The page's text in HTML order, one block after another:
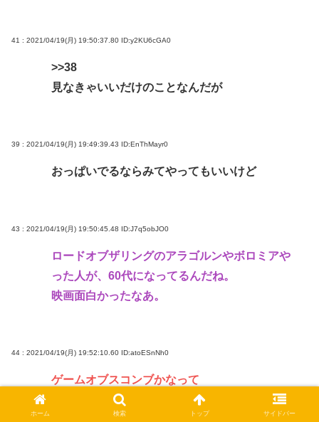
41 : 2021/04/19(月) 19:50:37.80 ID:y2KU6cGA0
>>38
見なきゃいいだけのことなんだが
39 : 2021/04/19(月) 19:49:39.43 ID:EnThMayr0
おっぱいでるならみてやってもいいけど
43 : 2021/04/19(月) 19:50:45.48 ID:J7q5obJO0
ロードオブザリングのアラゴルンやボロミアや
った人が、60代になってるんだね。
映画面白かったなあ。
44 : 2021/04/19(月) 19:52:10.60 ID:atoESnNh0
ゲームオブスコンブかなって
ホーム 検索 トップ サイドバー